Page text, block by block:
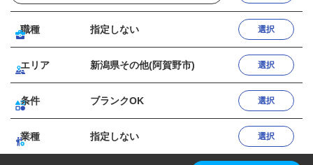
職種 指定しない 選択
エリア 新潟県その他(阿賀野市) 選択
条件 ブランクOK 選択
業種 指定しない 選択